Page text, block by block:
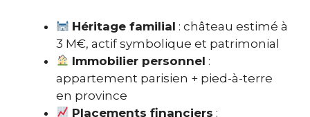
Héritage familial : château estimé à
3 M€, actif symbolique et patrimonial
Immobilier personnel :
appartement parisien + pied-à-terre
en province
Placements financiers :